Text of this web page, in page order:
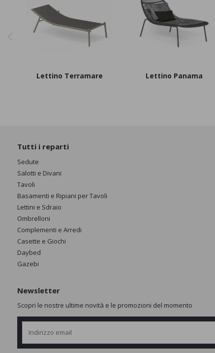
Lettino Terramare Lettino Panama
Tutti i reparti
Sedute
Salotti e Divani
Tavoli
Basamenti e Ripiani per Tavoli
Lettini e Sdraio
Ombrelloni
Complementi e Arredi
Casette e Giochi
Daybed
Gazebi
Newsletter
Scopri le nostre ultime novità e le promozioni del momento